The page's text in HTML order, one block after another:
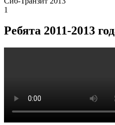
1
Ребята 2011-2013